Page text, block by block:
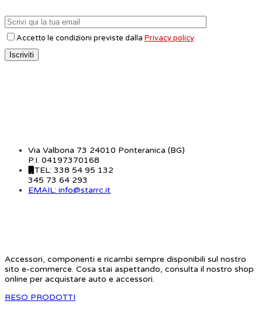
Accetto le condizioni previste dalla Privacy policy
Via Valbona 73 24010 Ponteranica (BG)
P.I. 04197370168
TEL: 338 54 95 132
345 73 64 293
EMAIL: info@starrc.it
Accessori, componenti e ricambi sempre disponibili sul nostro
sito e-commerce. Cosa stai aspettando, consulta il nostro shop
online per acquistare auto e accessori.
RESO PRODOTTI